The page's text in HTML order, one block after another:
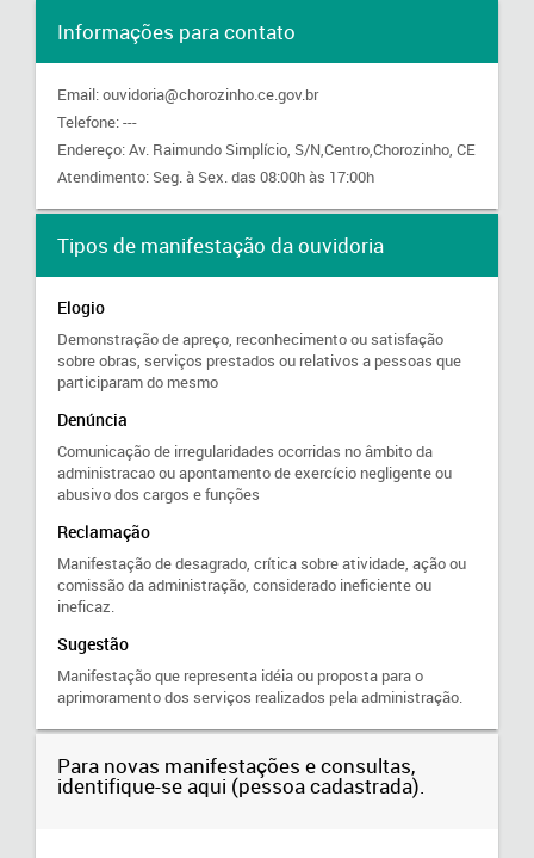
Informações para contato
Email: ouvidoria@chorozinho.ce.gov.br
Telefone: ---
Endereço: Av. Raimundo Simplício, S/N,Centro,Chorozinho, CE
Atendimento: Seg. à Sex. das 08:00h às 17:00h
Tipos de manifestação da ouvidoria
Elogio
Demonstração de apreço, reconhecimento ou satisfação
sobre obras, serviços prestados ou relativos a pessoas que
participaram do mesmo
Denúncia
Comunicação de irregularidades ocorridas no âmbito da
administracao ou apontamento de exercício negligente ou
abusivo dos cargos e funções
Reclamação
Manifestação de desagrado, crítica sobre atividade, ação ou
comissão da administração, considerado ineficiente ou
ineficaz.
Sugestão
Manifestação que representa idéia ou proposta para o
aprimoramento dos serviços realizados pela administração.
Para novas manifestações e consultas,
identifique-se aqui (pessoa cadastrada).